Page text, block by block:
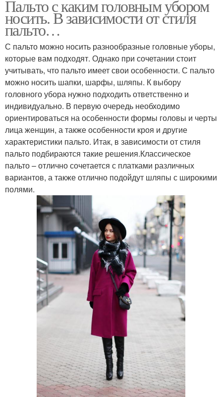
Пальто с каким головным убором
носить. В зависимости от стиля
пальто…
С пальто можно носить разнообразные головные уборы,
которые вам подходят. Однако при сочетании стоит
учитывать, что пальто имеет свои особенности. С пальто
можно носить шапки, шарфы, шляпы. К выбору
головного убора нужно подходить ответственно и
индивидуально. В первую очередь необходимо
ориентироваться на особенности формы головы и черты
лица женщин, а также особенности кроя и другие
характеристики пальто. Итак, в зависимости от стиля
пальто подбираются такие решения.Классическое
пальто – отлично сочетается с платками различных
вариантов, а также отлично подойдут шляпы с широкими
полями.